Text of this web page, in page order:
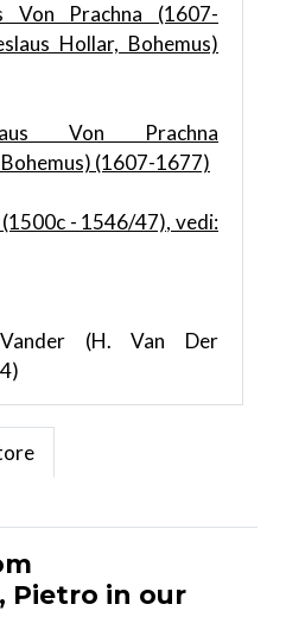
Von Prachna (1607-
Hollar, Bohemus)
Von Prachna
(1607-1677)
- 1546/47), vedi:
(H. Van Der
Pietro in our